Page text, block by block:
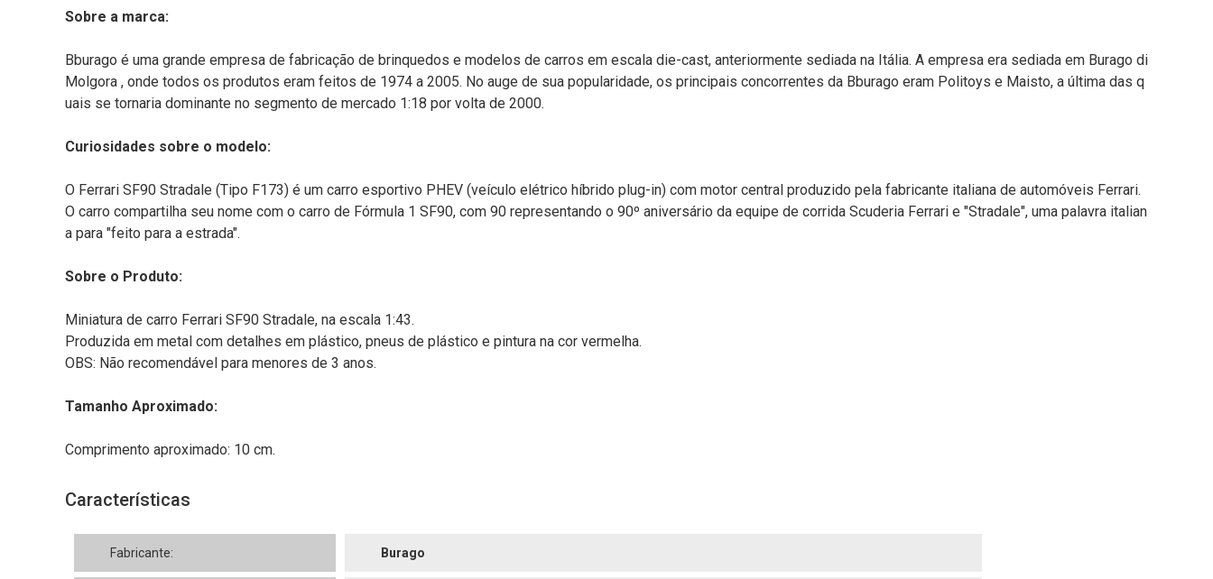
Sobre a marca:
Bburago é uma grande empresa de fabricação de brinquedos e modelos de carros em escala die-cast, anteriormente sediada na Itália. A empresa era sediada em Burago di
Molgora , onde todos os produtos eram feitos de 1974 a 2005. No auge de sua popularidade, os principais concorrentes da Bburago eram Politoys e Maisto, a última das q
uais se tornaria dominante no segmento de mercado 1:18 por volta de 2000.
Curiosidades sobre o modelo:
O Ferrari SF90 Stradale (Tipo F173) é um carro esportivo PHEV (veículo elétrico híbrido plug-in) com motor central produzido pela fabricante italiana de automóveis Ferrari.
O carro compartilha seu nome com o carro de Fórmula 1 SF90, com 90 representando o 90º aniversário da equipe de corrida Scuderia Ferrari e "Stradale", uma palavra italian
a para "feito para a estrada".
Sobre o Produto:
Miniatura de carro Ferrari SF90 Stradale, na escala 1:43.
Produzida em metal com detalhes em plástico, pneus de plástico e pintura na cor vermelha.
OBS: Não recomendável para menores de 3 anos.
Tamanho Aproximado:
Comprimento aproximado: 10 cm.
Características
Fabricante: Burago